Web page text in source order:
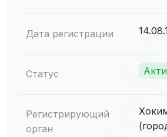
Дата регистрации
Статус
Регистрирующий
орган